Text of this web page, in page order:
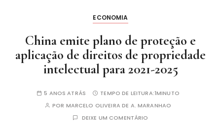
ECONOMIA
China emite plano de proteção e
aplicação de direitos de propriedade
intelectual para 2021-2025
5 ANOS ATRÁS TEMPO DE LEITURA:1MINUTO
POR MARCELO OLIVEIRA DE A. MARANHAO
DEIXE UM COMENTÁRIO